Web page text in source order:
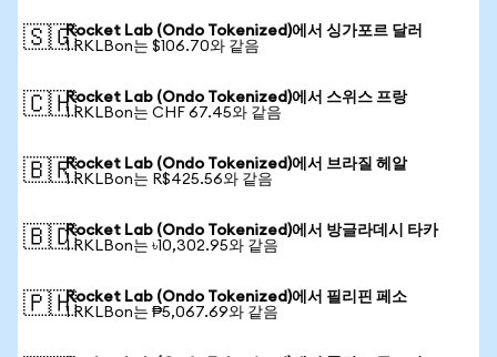
🇸🇬Rocket Lab (Ondo Tokenized)에서 싱가포르 달러
1 RKLBon는 $106.70와 같음
🇨🇭Rocket Lab (Ondo Tokenized)에서 스위스 프랑
1 RKLBon는 CHF 67.45와 같음
🇧🇷Rocket Lab (Ondo Tokenized)에서 브라질 헤알
1 RKLBon는 R$425.56와 같음
🇧🇩Rocket Lab (Ondo Tokenized)에서 방글라데시 타카
1 RKLBon는 ৳10,302.95와 같음
🇵🇭Rocket Lab (Ondo Tokenized)에서 필리핀 페소
1 RKLBon는 ₱5,067.69와 같음